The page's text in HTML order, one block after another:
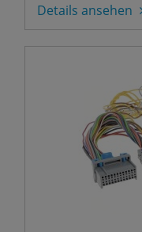
Details ansehen